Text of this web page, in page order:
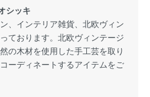
シッキ
、インテリア雑貨、北欧ヴィン
ております。北欧ヴィンテージ
の木材を使用した手工芸を取り
ーディネートするアイテムをご